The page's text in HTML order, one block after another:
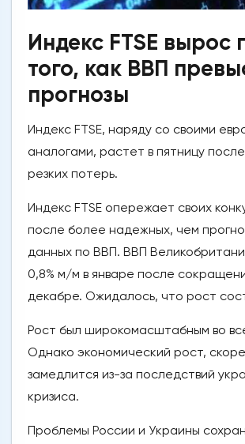
Индекс FTSE вырос
того, как ВВП
прогнозы
Индекс FTSE, наряду со своими
аналогами, растет в пятницу
резких потерь.
Индекс FTSE опережает своих
после более надежных, чем
данных по ВВП. ВВП
0,8% м/м в январе после
декабре. Ожидалось, что рост
Рост был широкомасштабным во
Однако экономический рост,
замедлится из-за последствий
кризиса.
Проблемы России и Украины